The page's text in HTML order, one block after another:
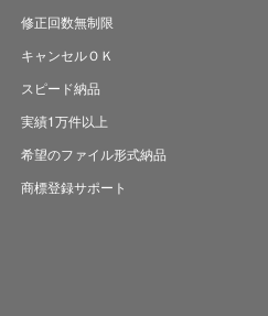
修正回数無制限
キャンセルＯＫ
スピード納品
実績1万件以上
希望のファイル形式納品
商標登録サポート